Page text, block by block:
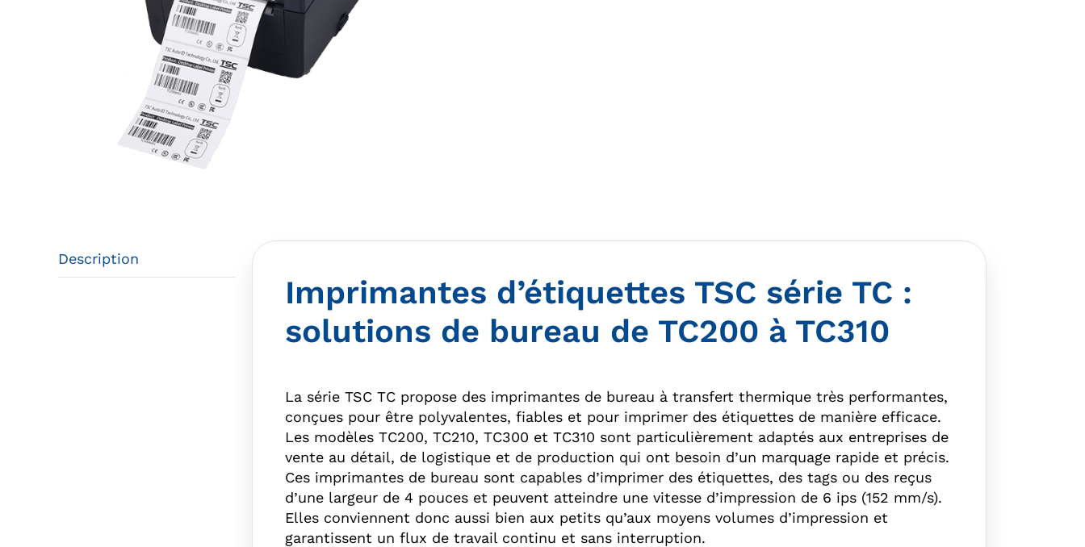
Description
Imprimantes d’étiquettes TSC série TC :
solutions de bureau de TC200 à TC310
La série TSC TC propose des imprimantes de bureau à transfert thermique très performantes,
conçues pour être polyvalentes, fiables et pour imprimer des étiquettes de manière efficace.
Les modèles TC200, TC210, TC300 et TC310 sont particulièrement adaptés aux entreprises de
vente au détail, de logistique et de production qui ont besoin d’un marquage rapide et précis.
Ces imprimantes de bureau sont capables d’imprimer des étiquettes, des tags ou des reçus
d’une largeur de 4 pouces et peuvent atteindre une vitesse d’impression de 6 ips (152 mm/s).
Elles conviennent donc aussi bien aux petits qu’aux moyens volumes d’impression et
garantissent un flux de travail continu et sans interruption.